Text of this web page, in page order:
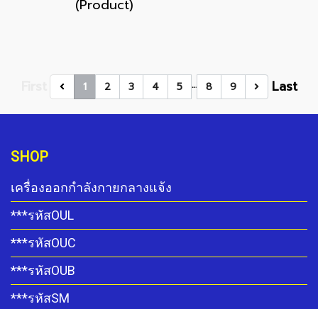
(Product)
1 2 3 4 5 … 8 9 Last
SHOP
เครื่องออกกำลังกายกลางแจ้ง
***รหัสOUL
***รหัสOUC
***รหัสOUB
***รหัสSM